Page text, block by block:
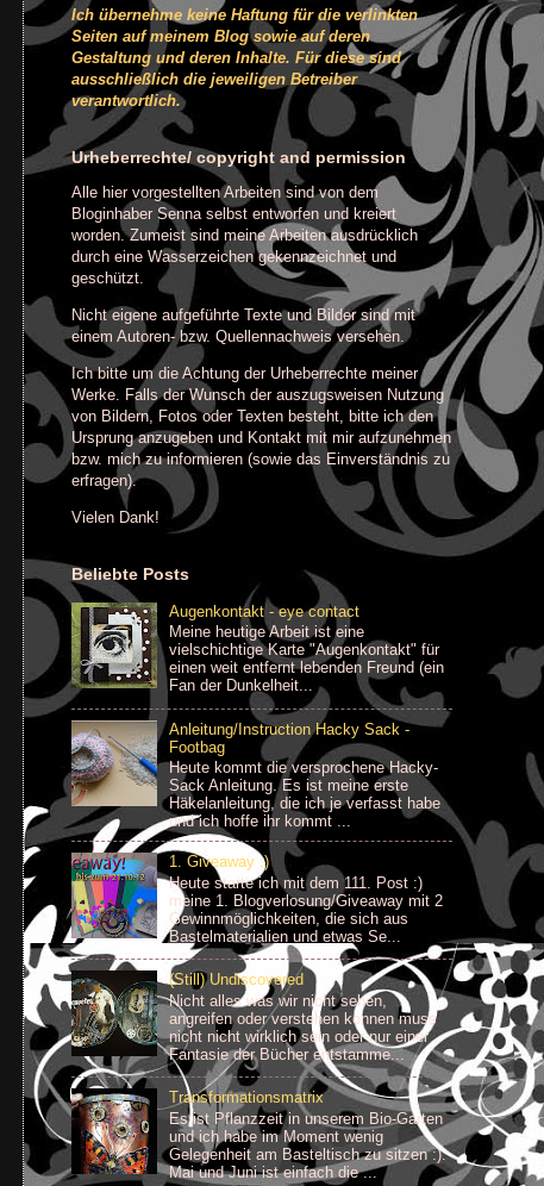
Ich übernehme keine Haftung für die verlinkten
Seiten auf meinem Blog sowie auf deren
Gestaltung und deren Inhalte. Für diese sind
ausschließlich die jeweiligen Betreiber
verantwortlich.
Urheberrechte/ copyright and permission
Alle hier vorgestellten Arbeiten sind von dem
Bloginhaber Senna selbst entworfen und kreiert
worden. Zumeist sind meine Arbeiten ausdrücklich
durch eine Wasserzeichen gekennzeichnet und
geschützt.
Nicht eigene aufgeführte Texte und Bilder sind mit
einem Autoren- bzw. Quellennachweis versehen.
Ich bitte um die Achtung der Urheberrechte meiner
Werke. Falls der Wunsch der auszugsweisen Nutzung
von Bildern, Fotos oder Texten besteht, bitte ich den
Ursprung anzugeben und Kontakt mit mir aufzunehmen
bzw. mich zu informieren (sowie das Einverständnis zu
erfragen).
Vielen Dank!
Beliebte Posts
Augenkontakt - eye contact
Meine heutige Arbeit ist eine
vielschichtige Karte "Augenkontakt" für
einen weit entfernt lebenden Freund (ein
Fan der Dunkelheit...
Anleitung/Instruction Hacky Sack -
Footbag
Heute kommt die versprochene Hacky-
Sack Anleitung. Es ist meine erste
Häkelanleitung, die ich je verfasst habe
und ich hoffe ihr kommt ...
1. Giveaway :)
Heute starte ich mit dem 111. Post :)
meine 1. Blogverlosung/Giveaway mit 2
Gewinnmöglichkeiten, die sich aus
Bastelmaterialien und etwas Se...
(Still) Undiscovered
Nicht alles was wir nicht sehen,
angreifen oder verstehen können muss
nicht nicht wirklich sein oder nur einer
Fantasie der Bücher entstamme...
Transformationsmatrix
Es ist Pflanzzeit in unserem Bio-Garten
und ich habe im Moment wenig
Gelegenheit am Basteltisch zu sitzen :).
Mai und Juni ist einfach die ...